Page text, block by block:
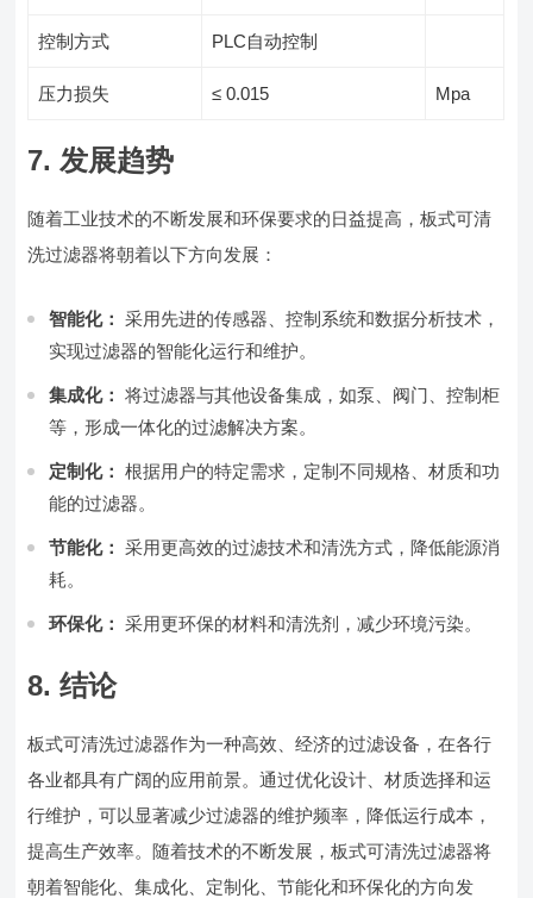
控制方式 PLC自动控制
压力损失 ≤ 0.015 Mpa
7. 发展趋势
随着工业技术的不断发展和环保要求的日益提高，板式可清
洗过滤器将朝着以下方向发展：
智能化： 采用先进的传感器、控制系统和数据分析技术，
实现过滤器的智能化运行和维护。
集成化： 将过滤器与其他设备集成，如泵、阀门、控制柜
等，形成一体化的过滤解决方案。
定制化： 根据用户的特定需求，定制不同规格、材质和功
能的过滤器。
节能化： 采用更高效的过滤技术和清洗方式，降低能源消
耗。
环保化： 采用更环保的材料和清洗剂，减少环境污染。
8. 结论
板式可清洗过滤器作为一种高效、经济的过滤设备，在各行
各业都具有广阔的应用前景。通过优化设计、材质选择和运
行维护，可以显著减少过滤器的维护频率，降低运行成本，
提高生产效率。随着技术的不断发展，板式可清洗过滤器将
朝着智能化、集成化、定制化、节能化和环保化的方向发